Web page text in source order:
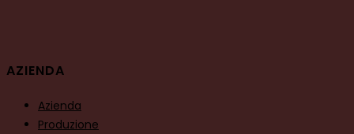
AZIENDA
Azienda
Produzione